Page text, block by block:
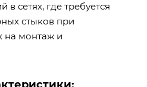
в сетях, где требуется
стыков при
на монтаж и